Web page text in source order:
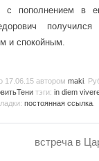
с пополнением в
и спокойным.
17.06.15 автором maki .
тэги: in diem
постоянная ссылка
встреча в